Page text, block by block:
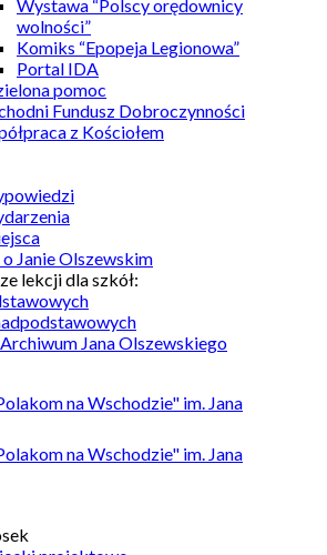
Wystawa “Polscy orędownicy
wolności”
Komiks “Epopeja Legionowa”
Portal IDA
pomoc
Fundusz Dobroczynności
z Kościołem
Janie Olszewskim
lekcji dla szkół:
Jana Olszewskiego